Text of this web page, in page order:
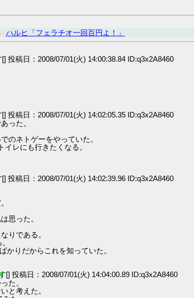
ハルヒ「フェラチオ一回百円よ！」
[] 投稿日：2008/07/01(火) 14:00:38.84 ID:q3x2A8460
[] 投稿日：2008/07/01(火) 14:02:05.35 ID:q3x2A8460
った。
のネトゲーをやっていた。
レにも行きたくなる。
[] 投稿日：2008/07/01(火) 14:02:39.96 ID:q3x2A8460
思った。
りである。
かりだからこれを知っていた。
[] 投稿日：2008/07/01(火) 14:04:00.89 ID:q3x2A8460
た。
と考えた。